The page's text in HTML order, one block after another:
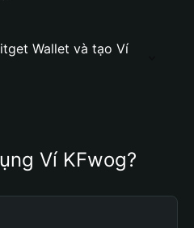
Wallet và tạo Ví
Ví KFwog?